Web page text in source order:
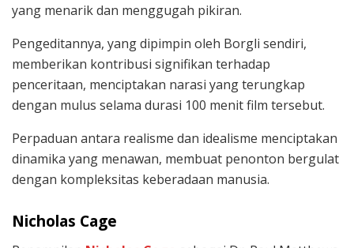
yang menarik dan menggugah pikiran.
Pengeditannya, yang dipimpin oleh Borgli sendiri,
memberikan kontribusi signifikan terhadap
penceritaan, menciptakan narasi yang terungkap
dengan mulus selama durasi 100 menit film tersebut.
Perpaduan antara realisme dan idealisme menciptakan
dinamika yang menawan, membuat penonton bergulat
dengan kompleksitas keberadaan manusia.
Nicholas Cage